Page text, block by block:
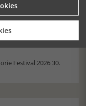
Festival 2026 30.